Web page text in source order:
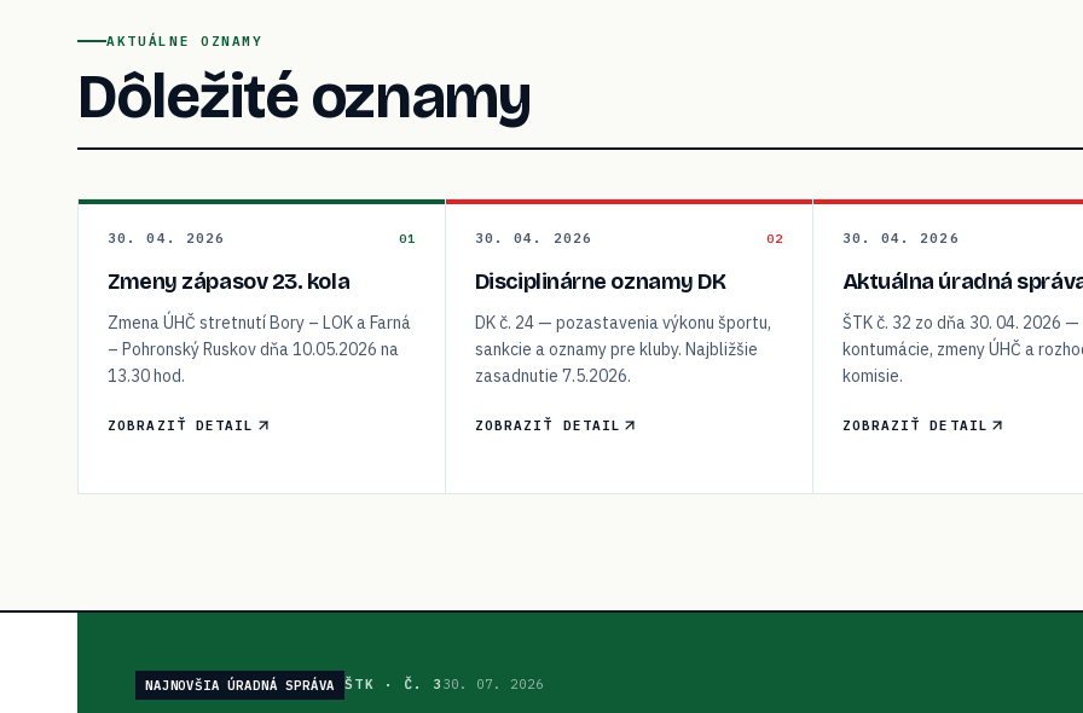
AKTUÁLNE OZNAMY
Dôležité oznamy
30. 04. 2026 01
Zmeny zápasov 23. kola
Zmena ÚHČ stretnutí Bory – LOK a Farná
– Pohronský Ruskov dňa 10.05.2026 na
13.30 hod.
ZOBRAZIŤ DETAIL
30. 04. 2026 02
Disciplinárne oznamy DK
DK č. 24 — pozastavenia výkonu športu,
sankcie a oznamy pre kluby. Najbližšie
zasadnutie 7.5.2026.
ZOBRAZIŤ DETAIL
30. 04. 2026
Aktuálna úradná
ŠTK č. 32 zo dňa 30. 04. 2026 —
kontumácie, zmeny ÚHČ a
komisie.
ZOBRAZIŤ DETAIL
NAJNOVŠIA ÚRADNÁ SPRÁVA ŠTK · Č. 3 30. 07. 2026